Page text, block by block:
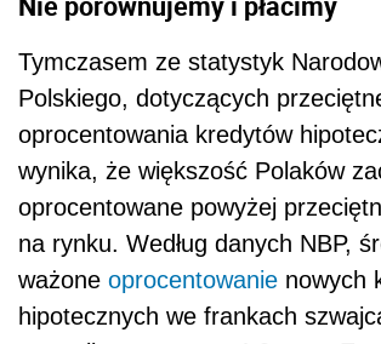
Tymczasem ze statystyk
Polskiego, dotyczących
oprocentowania kredytów
wynika, że większość Polaków
oprocentowane powyżej
na rynku. Według danych NBP,
ważone oprocentowanie nowych
hipotecznych we frankach